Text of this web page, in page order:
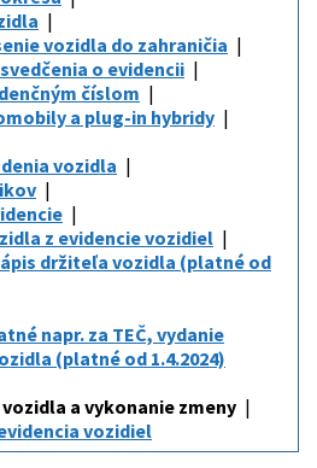
vozidla do zahraničia
o evidencii
číslom
a plug-in hybridy
vozidla
z evidencie vozidiel
držiteľa vozidla (platné od
napr. za TEČ, vydanie
(platné od 1.4.2024)
a vykonanie zmeny
vozidiel